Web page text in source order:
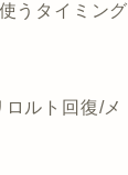
うタイミング
ルト回復/メ